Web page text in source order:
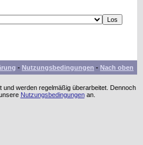
- Nutzungsbedingungen - Nach oben
werden regelmäßig überarbeitet. Dennoch
Nutzungsbedingungenan.